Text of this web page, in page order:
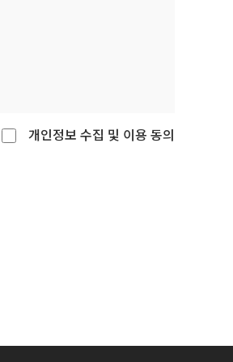
개인정보 수집 및 이용 동의